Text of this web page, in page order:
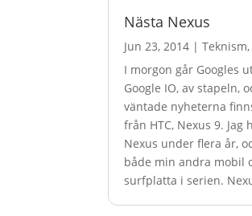
Nästa Nexus
Jun 23, 2014 |Teknism
I morgon går Googles
Google IO, av stapeln,
väntade nyheterna
från HTC, Nexus 9.
Nexus under flera år,
både min andra mobil
surfplatta i serien.